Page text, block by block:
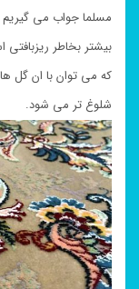
بیشتر بخاطر
که می توان با ان گل
شلوغ تر می شود.